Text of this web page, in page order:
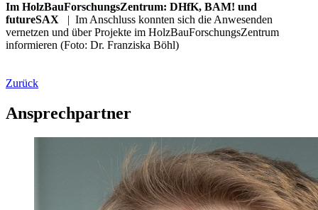
Im HolzBauForschungsZentrum: DHfK, BAM! und
futureSAX | Im Anschluss konnten sich die Anwesenden
vernetzen und über Projekte im HolzBauForschungsZentrum
informieren (Foto: Dr. Franziska Böhl)
Zurück
Ansprechpartner